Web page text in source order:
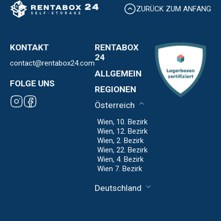
ZURÜCK ZUM ANFANG
KONTAKT
contact@rentabox24.com
FOLGE UNS
RENTABOX
24
Über uns
Expansion
Franchise
ALLGEMEIN
Kontakt
Datenschutz
Impressum
REGIONEN
Österreich
Wien, 10. Bezirk
Wien, 12. Bezirk
Wien, 2. Bezirk
Wien, 22. Bezirk
Wien, 4. Bezirk
Wien 7. Bezirk
Deutschland